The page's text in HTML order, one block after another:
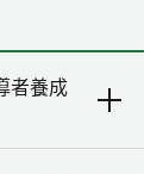
者養成